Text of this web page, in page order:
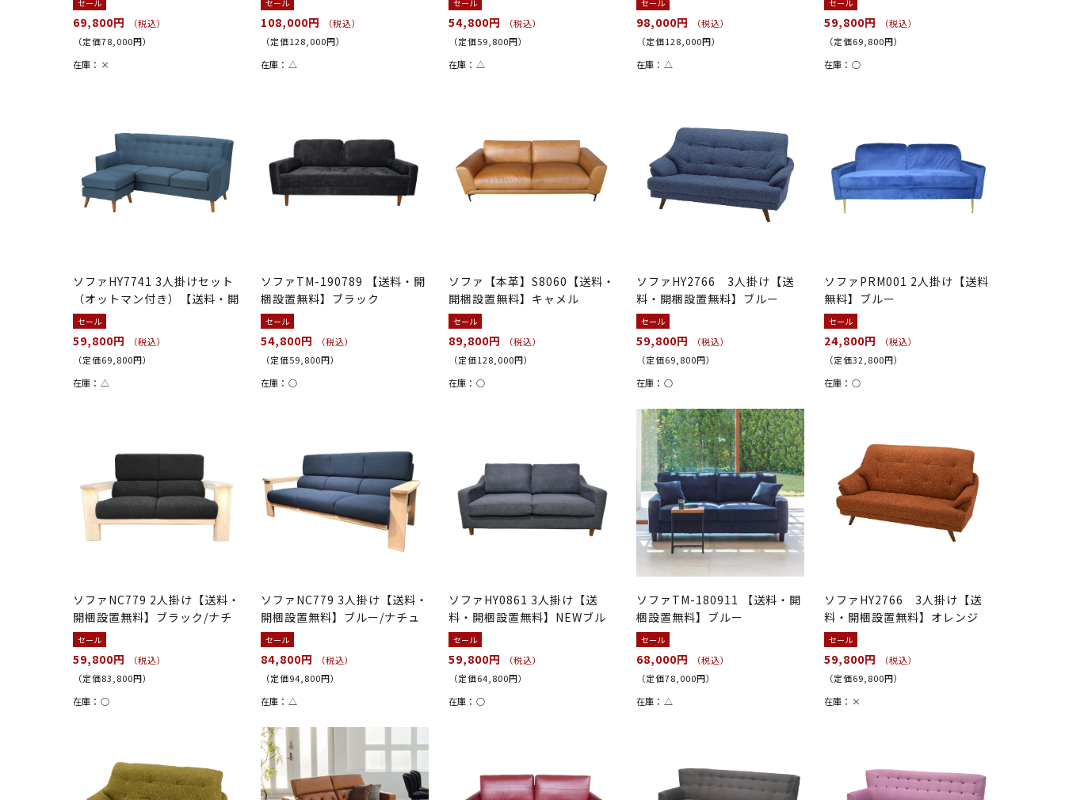
セール
69,800円
（税込）
（定価78,000円）
在庫： ×
セール
108,000円
（税込）
（定価128,000円）
在庫： △
セール
54,800円
（税込）
（定価59,800円）
在庫： △
セール
98,000円
（税込）
（定価128,000円）
在庫： △
セール
59,800円
（税込）
（定価69,800円）
在庫：○
ソファHY7741 3人掛けセット
（オットマン付き）【送料・開
梱...
セール
59,800円
（税込）
（定価69,800円）
在庫： △
ソファTM-190789 【送料・開
梱設置無料】ブラック
セール
54,800円
（税込）
（定価59,800円）
在庫：○
ソファ【本革】S8060【送料・
開梱設置無料】キャメル
セール
89,800円
（税込）
（定価128,000円）
在庫：○
ソファHY2766 3人掛け【送
料・開梱設置無料】ブルー
セール
59,800円
（税込）
（定価69,800円）
在庫：○
ソファPRM001 2人掛け【送料
無料】ブルー
セール
24,800円
（税込）
（定価32,800円）
在庫：○
ソファNC779 2人掛け【送料・
開梱設置無料】ブラック/ナチ
ュラル
セール
59,800円
（税込）
（定価83,800円）
在庫： ○
ソファNC779 3人掛け【送料・
開梱設置無料】ブルー/ナチュ
ラル
セール
84,800円
（税込）
（定価94,800円）
在庫： △
ソファHY0861 3人掛け【送
料・開梱設置無料】NEWブル
ーセール
59,800円
（税込）
（定価64,800円）
在庫：○
ソファTM-180911 【送料・開
梱設置無料】ブルー
セール
68,000円
（税込）
（定価78,000円）
在庫： △
ソファHY2766 3人掛け【送
料・開梱設置無料】オレンジ
セール
59,800円
（税込）
（定価69,800円）
在庫： ×